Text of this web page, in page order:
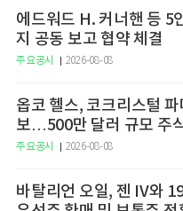
에드워드 H. 커너핸 등 5
지 공동 보고 협약 체결
주요공시 2026-08-08
옵코 헬스, 코크리스털
보…500만 달러 규모 주
주요공시 2026-08-08
바탈리언 오일, 젠 IV와